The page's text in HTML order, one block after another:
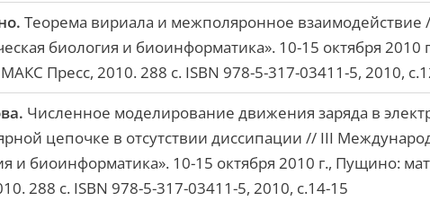
Теорема вириала и межполяронное
биология и биоинформатика». 10-15 октября
Пресс, 2010. 288 c. ISBN 978-5-317-03411-5, 2010,
Численное моделирование движения заряда в
цепочке в отсутствии диссипации // III
и биоинформатика». 10-15 октября 2010 г., Пущино:
288 c. ISBN 978-5-317-03411-5, 2010, с.14-15